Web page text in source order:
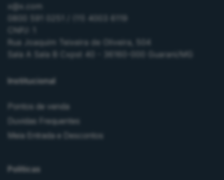
x@x.com
0800 591 0251 / (11) 4003 6119
CNPJ: 1
Rua Joaquim Teixeira de Oliveira, 504
Sala A Sala B Cxpst 40 - 36160-000 Guarani/MG
Institucional
Pontos de venda
Duvidas Frequentes
Meia Entrada e Descontos
Políticas